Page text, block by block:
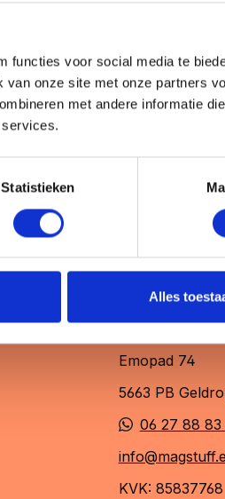
functies voor social media te
onze site met onze partners
met andere informatie
Statistieken
Alles
fotopresentatie.
Neem contact
Emopad 74
5663 PB
06 27 88 83
KVK: 85837768